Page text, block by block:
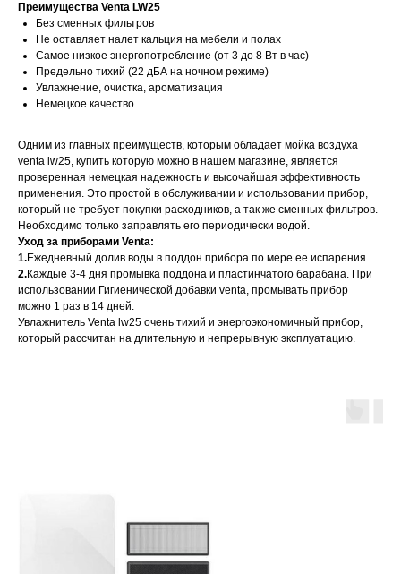
Преимущества Venta LW25
Без сменных фильтров
Не оставляет налет кальция на мебели и полах
Самое низкое энергопотребление (от 3 до 8 Вт в час)
Предельно тихий (22 дБА на ночном режиме)
Увлажнение, очистка, ароматизация
Немецкое качество
Одним из главных преимуществ, которым обладает мойка воздуха
venta lw25, купить которую можно в нашем магазине, является
проверенная немецкая надежность и высочайшая эффективность
применения. Это простой в обслуживании и использовании прибор,
который не требует покупки расходников, а так же сменных фильтров.
Необходимо только заправлять его периодически водой.
Уход за приборами Venta:
1.Ежедневный долив воды в поддон прибора по мере ее испарения
2.Каждые 3-4 дня промывка поддона и пластинчатого барабана. При
использовании Гигиенической добавки venta, промывать прибор
можно 1 раз в 14 дней.
Увлажнитель Venta lw25 очень тихий и энергоэкономичный прибор,
который рассчитан на длительную и непрерывную эксплуатацию.